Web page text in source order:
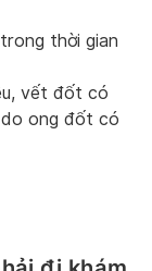
thời gian
vết đốt có
ong đốt có